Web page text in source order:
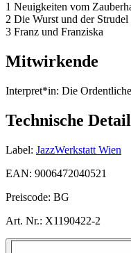
1 Neuigkeiten vom
2 Die Wurst und der Strudel
3 Franz und Franziska
Mitwirkende
Interpret*in: Die
Technische
Label: JazzWerkstatt Wien
EAN: 9006472040521
Preiscode: BG
Art. Nr.: X1190422-2